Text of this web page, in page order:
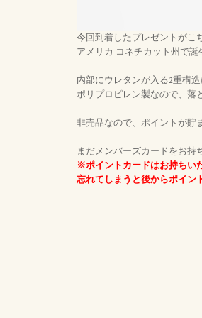
今回到着したプレゼントがこ
アメリカ コネチカット州で誕
内部にウレタンが入る2重構
ポリプロピレン製なので、落
非売品なので、ポイントが貯
まだメンバーズカードをお持
※ポイントカードはお持ちい
忘れてしまうと後からポイン